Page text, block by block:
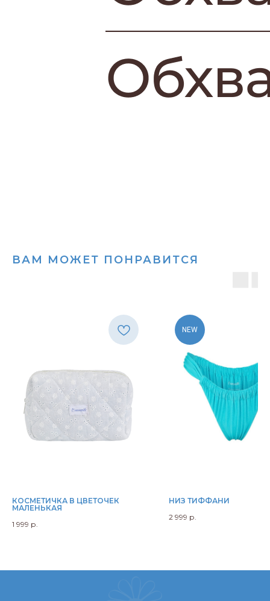
ВАМ МОЖЕТ ПОНРАВИТСЯ
КОСМЕТИЧКА В ЦВЕТОЧЕК
МАЛЕНЬКАЯ
1 999 р.
NEW
НИЗ ТИФФАНИ
2 999 р.